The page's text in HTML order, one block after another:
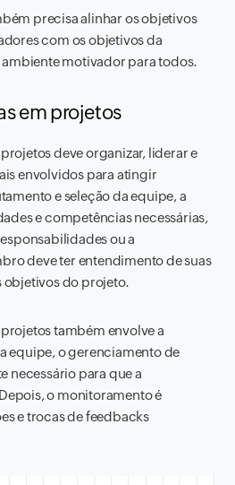
precisa alinhar os objetivos
com os objetivos da
motivador para todos.
em projetos
deve organizar, liderar e
envolvidos para atingir
e seleção da equipe, a
e competências necessárias,
ou a
deve ter entendimento de suas
objetivos do projeto.
também envolve a
equipe, o gerenciamento de
necessário para que a
o monitoramento é
e trocas de feedbacks